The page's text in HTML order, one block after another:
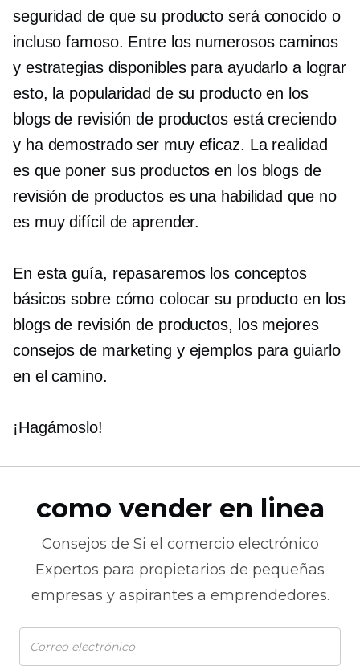
seguridad de que su producto será conocido o
incluso famoso. Entre los numerosos caminos
y estrategias disponibles para ayudarlo a lograr
esto, la popularidad de su producto en los
blogs de revisión de productos está creciendo
y ha demostrado ser muy eficaz. La realidad
es que poner sus productos en los blogs de
revisión de productos es una habilidad que no
es muy difícil de aprender.
En esta guía, repasaremos los conceptos
básicos sobre cómo colocar su producto en los
blogs de revisión de productos, los mejores
consejos de marketing y ejemplos para guiarlo
en el camino.
¡Hagámoslo!
como vender en linea
Consejos de Si el comercio electrónico
Expertos para propietarios de pequeñas
empresas y aspirantes a emprendedores.